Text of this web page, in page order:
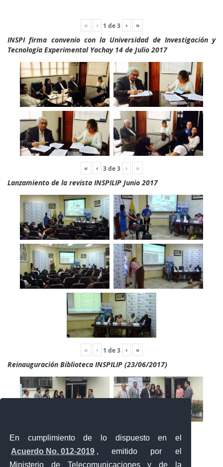
En cumplimiento de lo dispuesto en el
Acuerdo No. 012-2019 , emitido por el
Ministerio de Telecomunicaciones y de la
« ‹ 1 de3 › »
INSPI firma convenio con la Universidad de Investigación y
Tecnología Experimental Yachay 14 de Julio 2017
« ‹ 3de3 › »
Lanzamiento de la revista INSPILIP Junio 2017
« ‹ 1 de3 › »
Reinauguración Biblioteca INSPILIP (23/06/2017)